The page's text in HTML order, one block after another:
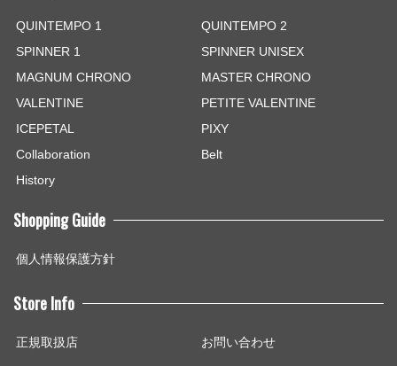
QUINTEMPO 1
QUINTEMPO 2
SPINNER 1
SPINNER UNISEX
MAGNUM CHRONO
MASTER CHRONO
VALENTINE
PETITE VALENTINE
ICEPETAL
PIXY
Collaboration
Belt
History
Shopping Guide
個人情報保護方針
Store Info
正規取扱店 お問い合わせ